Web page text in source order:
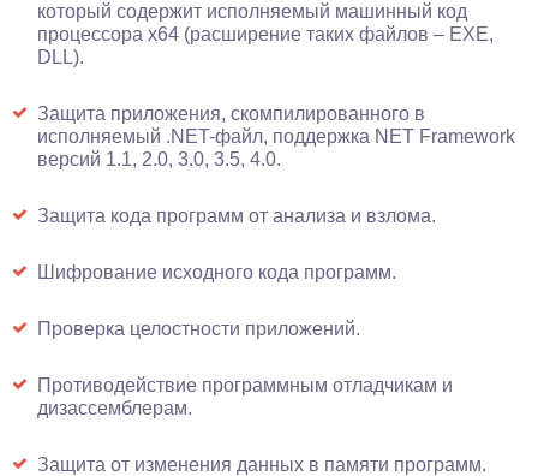
который содержит исполняемый машинный код
процессора x64 (расширение таких файлов – EXE,
DLL).
Защита приложения, скомпилированного в
исполняемый .NET-файл, поддержка NET Framework
версий 1.1, 2.0, 3.0, 3.5, 4.0.
Защита кода программ от анализа и взлома.
Шифрование исходного кода программ.
Проверка целостности приложений.
Противодействие программным отладчикам и
дизассемблерам.
Защита от изменения данных в памяти программ.